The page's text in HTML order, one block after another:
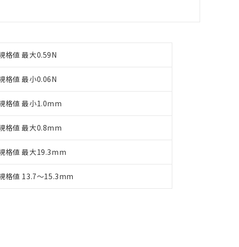
格値 最大0.59N
格値 最小0.06N
格値 最小1.0mm
格値 最大0.8mm
格値 最大19.3mm
格値 13.7～15.3mm
す。